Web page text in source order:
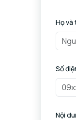
Họ và
Số
Nội